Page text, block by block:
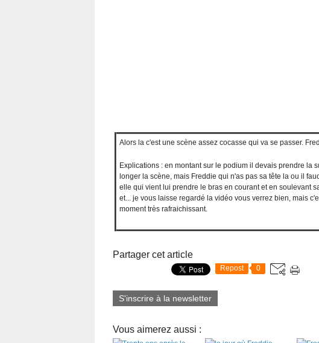
Alors la c'est une scène assez cocasse qui va se passer.
Explications : en montant sur le podium il devais prendre la
longer la scène, mais Freddie qui n'as pas sa tête la ou il
elle qui vient lui prendre le bras en courant et en soulevant
et... je vous laisse regardé la vidéo vous verrez bien, mais
moment très rafraichissant.
Partager cet article
Repost 0
S'inscrire à la newsletter
Vous aimerez aussi :